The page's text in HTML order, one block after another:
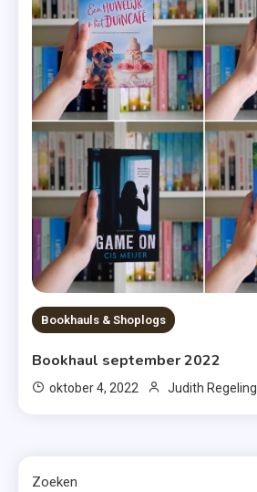
Bookhauls & Shoplogs
Bookhaul september 2022
oktober 4, 2022 Judith Regeling
Zoeken